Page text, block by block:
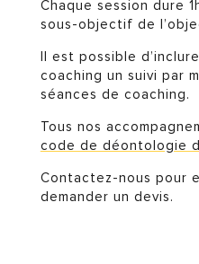
Chaque session dure
sous-objectif de
Il est possible
coaching un suivi par
séances de coaching.
Tous nos
code de déontologie
Contactez-nous pour
demander un devis.